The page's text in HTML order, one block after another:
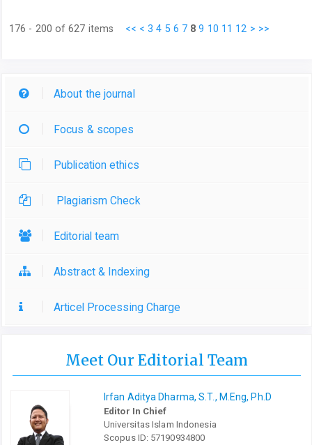
176 - 200 of 627 items << < 3 4 5 6 7 8 9 10 11 12 > >>
About the journal
Focus & scopes
Publication ethics
Plagiarism Check
Editorial team
Abstract & Indexing
Articel Processing Charge
Meet Our Editorial Team
Irfan Aditya Dharma, S.T., M.Eng, Ph.D
Editor In Chief
Universitas Islam Indonesia
Scopus ID: 57190934800